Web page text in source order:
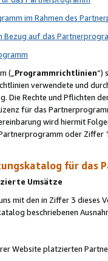
im Rahmen des
Bezug auf das
(„Programmrichtlinien“)
verwendete und
Die Rechte und Pflichten
für das
wird hiermit
oder
für das
Umsätze
mit den in Ziffer 3
beschriebenen
Website platzierten